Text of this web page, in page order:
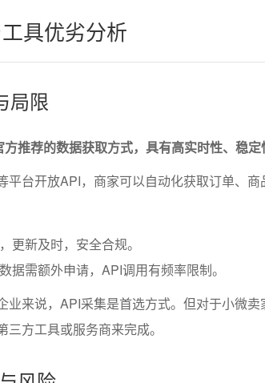
具优劣分析
局限
推荐的数据获取方式，具有高实时性、稳
平台开放API，商家可以自动化获取订单、商
更新及时，安全合规。
据需额外申请，API调用有频率限制。
业来说，API采集是首选方式。但对于小微卖
方工具或服务商来完成。